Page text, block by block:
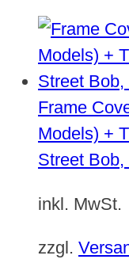
Frame
Models) +
Street
inkl. MwSt.
zzgl.